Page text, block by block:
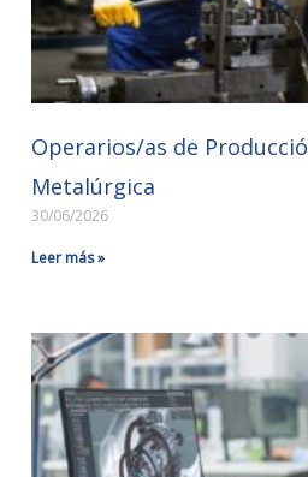
Operarios/as de
Metalúrgica
30/06/2026
Leer más »